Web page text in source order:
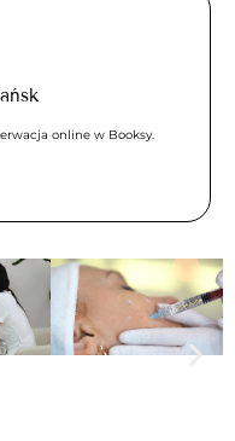
online w Booksy.